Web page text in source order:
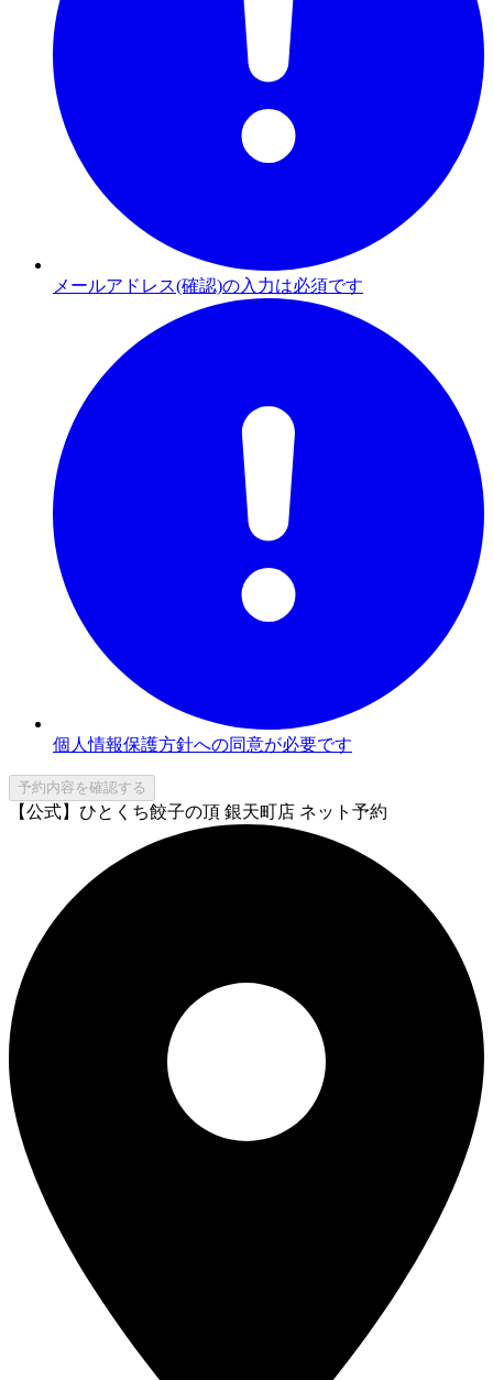
メールアドレス(確認)の入力は必須です
個人情報保護方針への同意が必要です
予約内容を確認する
【公式】ひとくち餃子の頂 銀天町店 ネット予約